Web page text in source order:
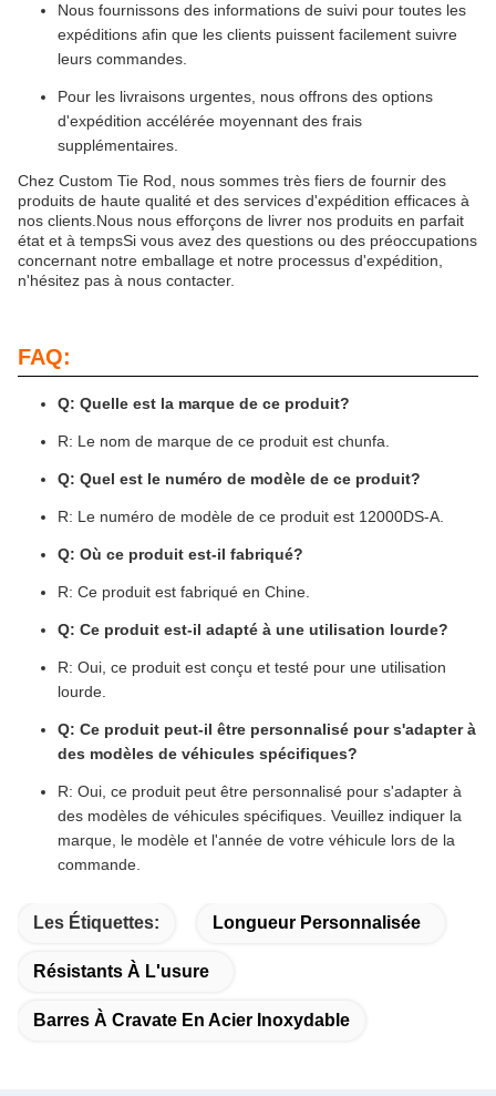
Nous fournissons des informations de suivi pour toutes les
expéditions afin que les clients puissent facilement suivre
leurs commandes.
Pour les livraisons urgentes, nous offrons des options
d'expédition accélérée moyennant des frais
supplémentaires.
Chez Custom Tie Rod, nous sommes très fiers de fournir des
produits de haute qualité et des services d'expédition efficaces à
nos clients.Nous nous efforçons de livrer nos produits en parfait
état et à tempsSi vous avez des questions ou des préoccupations
concernant notre emballage et notre processus d'expédition,
n'hésitez pas à nous contacter.
FAQ:
Q: Quelle est la marque de ce produit?
R: Le nom de marque de ce produit est chunfa.
Q: Quel est le numéro de modèle de ce produit?
R: Le numéro de modèle de ce produit est 12000DS-A.
Q: Où ce produit est-il fabriqué?
R: Ce produit est fabriqué en Chine.
Q: Ce produit est-il adapté à une utilisation lourde?
R: Oui, ce produit est conçu et testé pour une utilisation
lourde.
Q: Ce produit peut-il être personnalisé pour s'adapter à
des modèles de véhicules spécifiques?
R: Oui, ce produit peut être personnalisé pour s'adapter à
des modèles de véhicules spécifiques. Veuillez indiquer la
marque, le modèle et l'année de votre véhicule lors de la
commande.
Les Étiquettes: Longueur Personnalisée
Résistants À L'usure
Barres À Cravate En Acier Inoxydable